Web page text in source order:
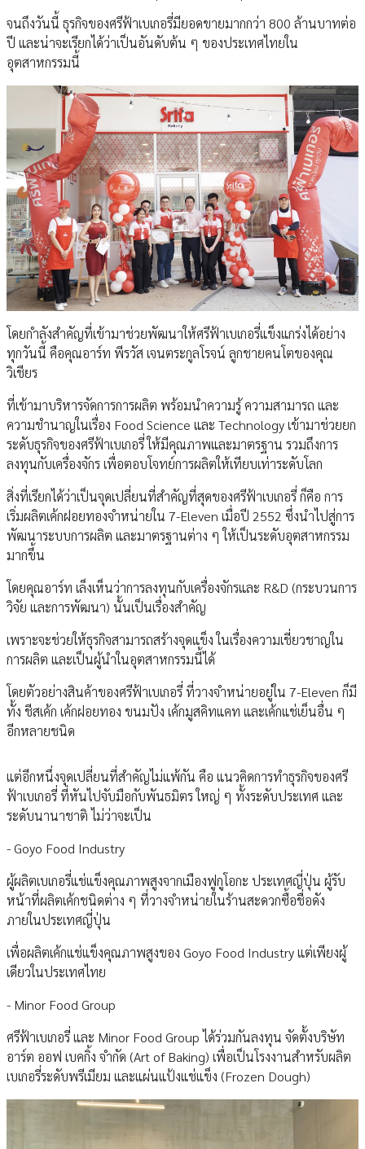
จนถึงวันนี้ ธุรกิจของศรีฟ้าเบเกอรี่มียอดขายมากกว่า 800 ล้านบาทต่อ
ปี และน่าจะเรียกได้ว่าเป็นอันดับต้น ๆ ของประเทศไทยใน
อุตสาหกรรมนี้
โดยกําลังสําคัญที่เข้ามาช่วยพัฒนาให้ศรีฟ้าเบเกอรี่แข็งแกร่งได้อย่าง
ทุกวันนี้ คือคุณอาร์ท พีรวัส เจนตระกูลโรจน์ ลูกชายคนโตของคุณ
วิเชียร
ที่เข้ามาบริหารจัดการการผลิต พร้อมนําความรู้ ความสามารถ และ
ความชํานาญในเรื่อง Food Science และ Technology เข้ามาช่วยยก
ระดับธุรกิจของศรีฟ้าเบเกอรี่ ให้มีคุณภาพและมาตรฐาน รวมถึงการ
ลงทุนกับเครื่องจักร เพื่อตอบโจทย์การผลิตให้เทียบเท่าระดับโลก
สิ่งที่เรียกได้ว่าเป็นจุดเปลี่ยนที่สําคัญที่สุดของศรีฟ้าเบเกอรี่ ก็คือ การ
เริ่มผลิตเค้กฝอยทองจําหน่ายใน 7-Eleven เมื่อปี 2552 ซึ่งนําไปสู่การ
พัฒนาระบบการผลิต และมาตรฐานต่าง ๆ ให้เป็นระดับอุตสาหกรรม
มากขึ้น
โดยคุณอาร์ท เล็งเห็นว่าการลงทุนกับเครื่องจักรและ R&D (กระบวนการ
วิจัย และการพัฒนา) นั้นเป็นเรื่องสําคัญ
เพราะจะช่วยให้ธุรกิจสามารถสร้างจุดแข็ง ในเรื่องความเชี่ยวชาญใน
การผลิต และเป็นผู้นําในอุตสาหกรรมนี้ได้
โดยตัวอย่างสินค้าของศรีฟ้าเบเกอรี่ ที่วางจําหน่ายอยู่ใน 7-Eleven ก็มี
ทั้ง ชีสเค้ก เค้กฝอยทอง ขนมปัง เค้กมูสคิทแคท และเค้กแช่เย็นอื่น ๆ
อีกหลายชนิด
แต่อีกหนึ่งจุดเปลี่ยนที่สําคัญไม่แพ้กัน คือ แนวคิดการทําธุรกิจของศรี
ฟ้าเบเกอรี่ ที่หันไปจับมือกับพันธมิตร ใหญ่ ๆ ทั้งระดับประเทศ และ
ระดับนานาชาติ ไม่ว่าจะเป็น
- Goyo Food Industry
ผู้ผลิตเบเกอรี่แช่แข็งคุณภาพสูงจากเมืองฟูกูโอกะ ประเทศญี่ปุ่น ผู้รับ
หน้าที่ผลิตเค้กชนิดต่าง ๆ ที่วางจําหน่ายในร้านสะดวกซื้อชื่อดัง
ภายในประเทศญี่ปุ่น
เพื่อผลิตเค้กแช่แข็งคุณภาพสูงของ Goyo Food Industry แต่เพียงผู้
เดียวในประเทศไทย
- Minor Food Group
ศรีฟ้าเบเกอรี่ และ Minor Food Group ได้ร่วมกันลงทุน จัดตั้งบริษัท
อาร์ต ออฟ เบคกิ้ง จํากัด (Art of Baking) เพื่อเป็นโรงงานสําหรับผลิต
เบเกอรี่ระดับพรีเมียม และแผ่นแป้งแช่แข็ง (Frozen Dough)